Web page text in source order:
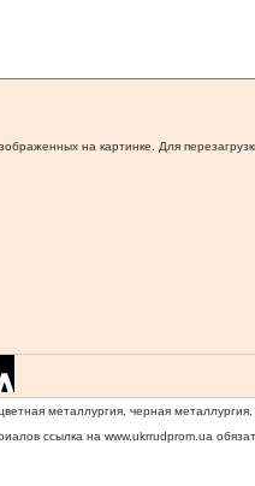
на картинке. Для
металлургия, черная
ссылка на www.ukrrudprom.ua